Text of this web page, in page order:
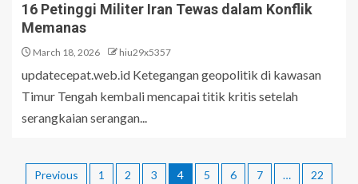
16 Petinggi Militer Iran Tewas dalam Konflik
Memanas
March 18, 2026 hiu29x5357
updatecepat.web.id Ketegangan geopolitik di kawasan
Timur Tengah kembali mencapai titik kritis setelah
serangkaian serangan...
Previous 1 2 3 4 5 6 7 … 22